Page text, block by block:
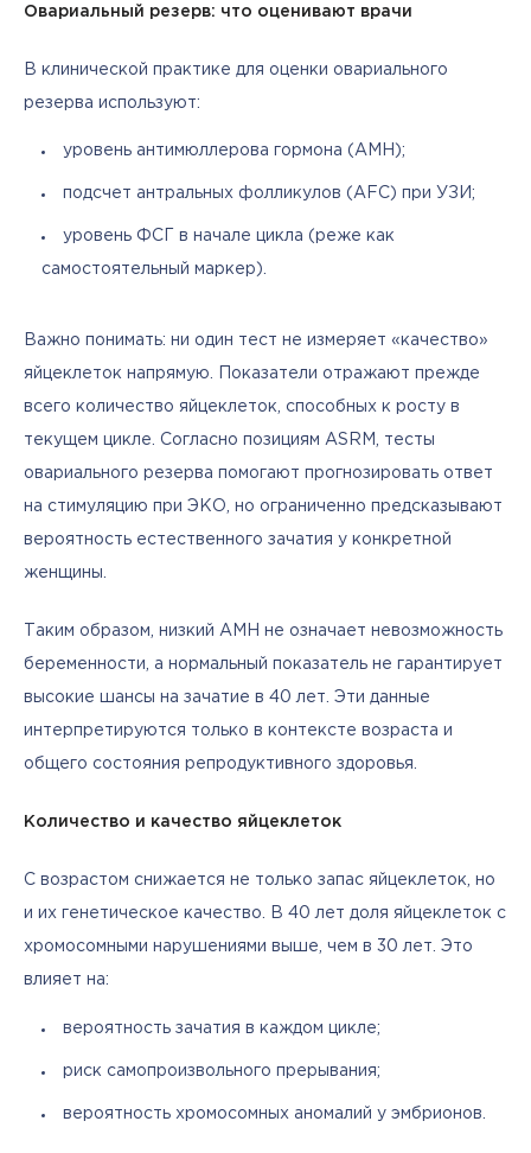
Овариальный резерв: что оценивают врачи
В клинической практике для оценки овариального
резерва используют:
уровень антимюллерова гормона (AMH);
подсчет антральных фолликулов (AFC) при УЗИ;
уровень ФСГ в начале цикла (реже как
самостоятельный маркер).
Важно понимать: ни один тест не измеряет «качество»
яйцеклеток напрямую. Показатели отражают прежде
всего количество яйцеклеток, способных к росту в
текущем цикле. Согласно позициям ASRM, тесты
овариального резерва помогают прогнозировать ответ
на стимуляцию при ЭКО, но ограниченно предсказывают
вероятность естественного зачатия у конкретной
женщины.
Таким образом, низкий AMH не означает невозможность
беременности, а нормальный показатель не гарантирует
высокие шансы на зачатие в 40 лет. Эти данные
интерпретируются только в контексте возраста и
общего состояния репродуктивного здоровья.
Количество и качество яйцеклеток
С возрастом снижается не только запас яйцеклеток, но
и их генетическое качество. В 40 лет доля яйцеклеток с
хромосомными нарушениями выше, чем в 30 лет. Это
влияет на:
вероятность зачатия в каждом цикле;
риск самопроизвольного прерывания;
вероятность хромосомных аномалий у эмбрионов.